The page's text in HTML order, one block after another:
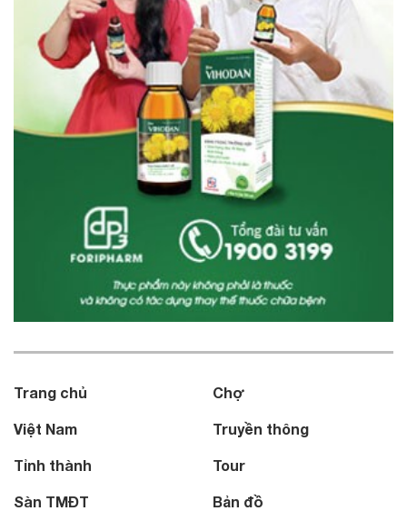
Trang chủ
Việt Nam
Tỉnh thành
Sàn TMĐT
Chợ
Truyền thông
Tour
Bản đồ